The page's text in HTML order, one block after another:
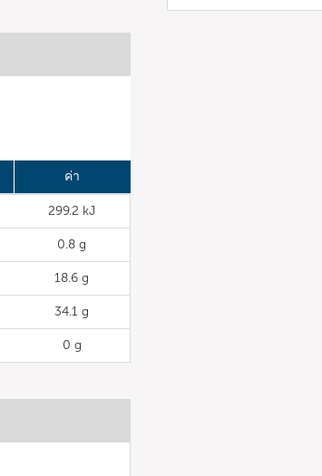
ค่า
299.2 kJ
0.8 g
18.6 g
34.1 g
0 g